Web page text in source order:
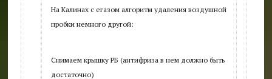
На Калинах с егазом алгоритм удаления воздушной
пробки немного другой:
Снимаем крышку РБ (антифриза в нем должно быть
достаточно)